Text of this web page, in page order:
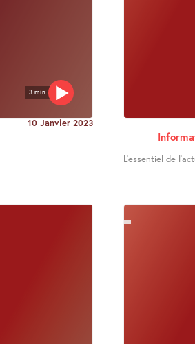
3 min
10 Janvier 2023
L’essentiel de